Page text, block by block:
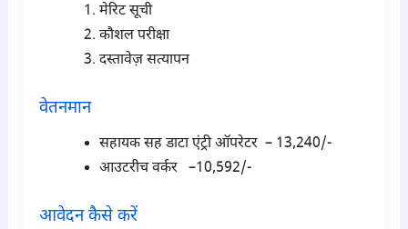
मेरिट सूची
कौशल परीक्षा
दस्तावेज़ सत्यापन
वेतनमान
सहायक सह डाटा एंट्री ऑपरेटर – 13,240/-
आउटरीच वर्कर –10,592/-
आवेदन कैसे करें